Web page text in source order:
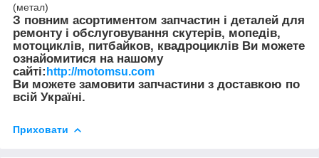
(метал)
З повним асортиментом запчастин і деталей для
ремонту і обслуговування скутерів, мопедів,
мотоциклів, питбайков, квадроциклів Ви можете
ознайомитися на нашому
сайті: http://motomsu.com
Ви можете замовити запчастини з доставкою по
всій Україні.
Приховати